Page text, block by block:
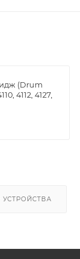
(Drum
4112, 4127,